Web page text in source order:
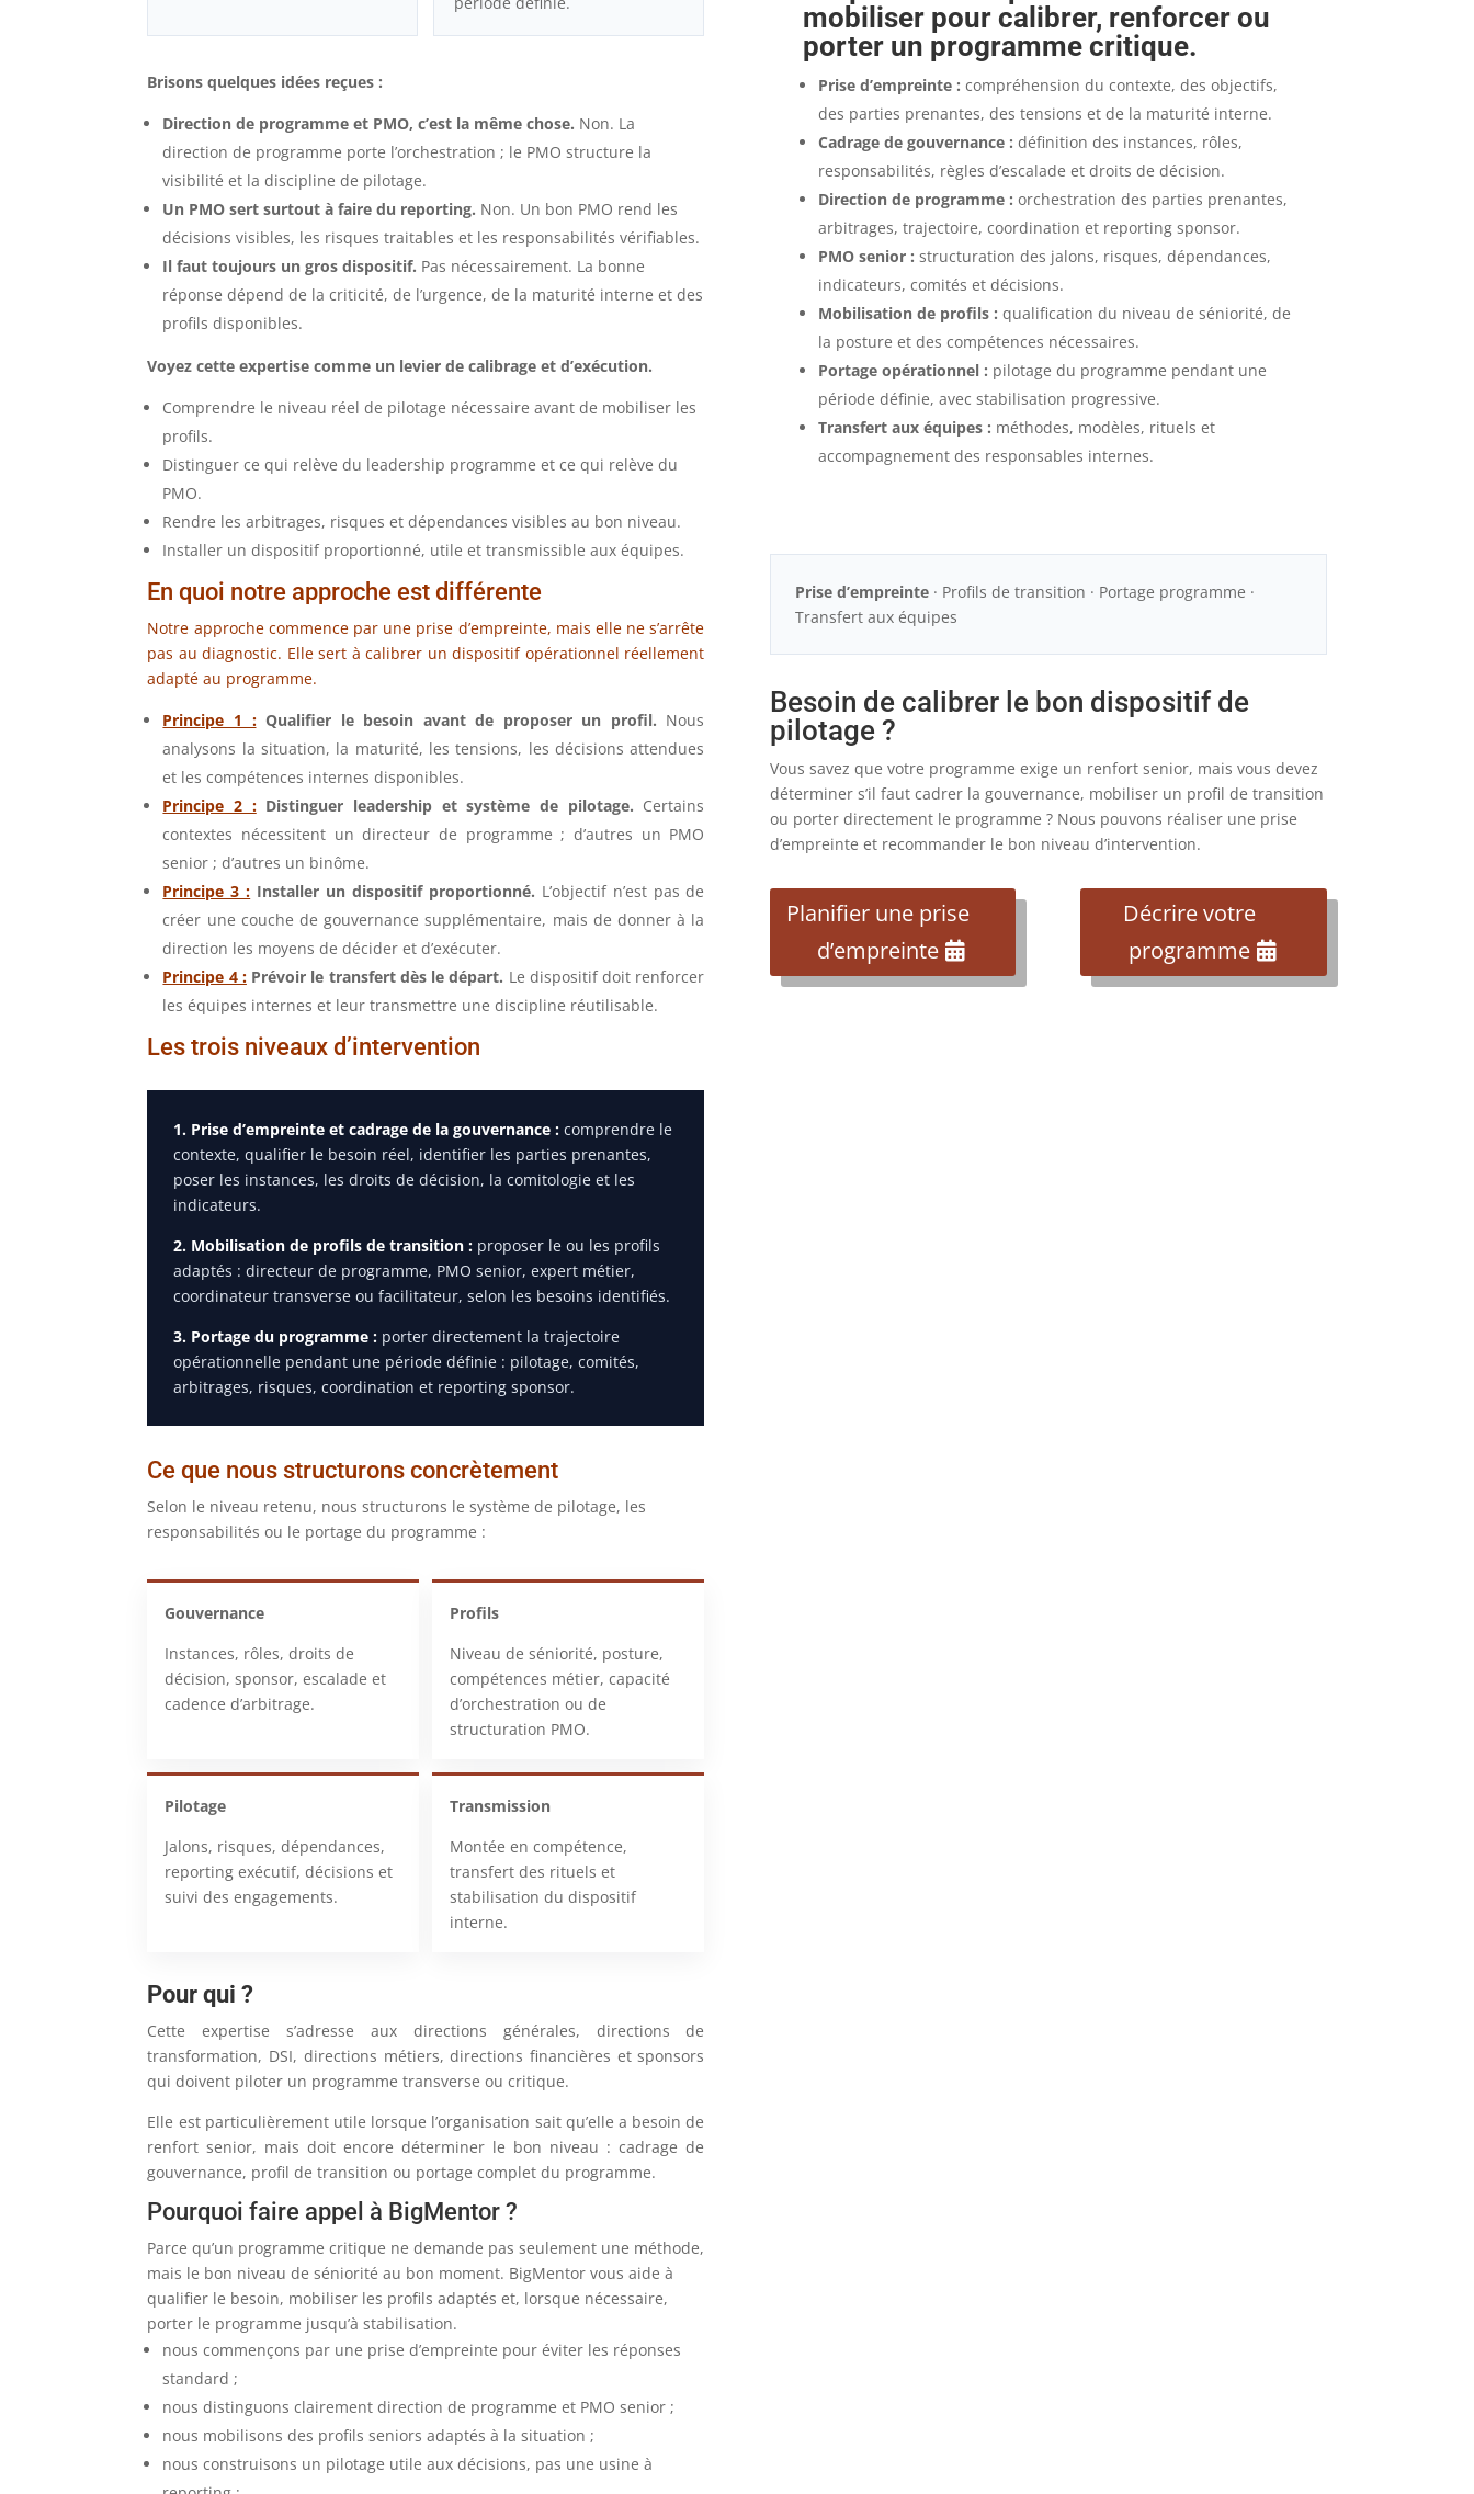
Brisons quelques idées reçues :
Direction de programme et PMO, c’est la même chose. Non. La
direction de programme porte l’orchestration ; le PMO structure la
visibilité et la discipline de pilotage.
Un PMO sert surtout à faire du reporting. Non. Un bon PMO rend les
décisions visibles, les risques traitables et les responsabilités vérifiables.
Il faut toujours un gros dispositif. Pas nécessairement. La bonne
réponse dépend de la criticité, de l’urgence, de la maturité interne et des
profils disponibles.
Voyez cette expertise comme un levier de calibrage et d’exécution.
Comprendre le niveau réel de pilotage nécessaire avant de mobiliser les
profils.
Distinguer ce qui relève du leadership programme et ce qui relève du
PMO.
Rendre les arbitrages, risques et dépendances visibles au bon niveau.
Installer un dispositif proportionné, utile et transmissible aux équipes.
En quoi notre approche est différente
Notre approche commence par une prise d’empreinte, mais elle ne s’arrête
pas au diagnostic. Elle sert à calibrer un dispositif opérationnel réellement
adapté au programme.
Principe 1 : Qualifier le besoin avant de proposer un profil. Nous
analysons la situation, la maturité, les tensions, les décisions attendues
et les compétences internes disponibles.
Principe 2 : Distinguer leadership et système de pilotage. Certains
contextes nécessitent un directeur de programme ; d’autres un PMO
senior ; d’autres un binôme.
Principe 3 : Installer un dispositif proportionné. L’objectif n’est pas de
créer une couche de gouvernance supplémentaire, mais de donner à la
direction les moyens de décider et d’exécuter.
Principe 4 : Prévoir le transfert dès le départ. Le dispositif doit renforcer
les équipes internes et leur transmettre une discipline réutilisable.
Les trois niveaux d’intervention
1. Prise d’empreinte et cadrage de la gouvernance : comprendre le
contexte, qualifier le besoin réel, identifier les parties prenantes,
poser les instances, les droits de décision, la comitologie et les
indicateurs.
2. Mobilisation de profils de transition : proposer le ou les profils
adaptés : directeur de programme, PMO senior, expert métier,
coordinateur transverse ou facilitateur, selon les besoins identifiés.
3. Portage du programme : porter directement la trajectoire
opérationnelle pendant une période définie : pilotage, comités,
arbitrages, risques, coordination et reporting sponsor.
Ce que nous structurons concrètement
Selon le niveau retenu, nous structurons le système de pilotage, les
responsabilités ou le portage du programme :
Gouvernance
Instances, rôles, droits de
décision, sponsor, escalade et
cadence d’arbitrage.
Profils
Niveau de séniorité, posture,
compétences métier, capacité
d’orchestration ou de
structuration PMO.
Pilotage
Jalons, risques, dépendances,
reporting exécutif, décisions et
suivi des engagements.
Transmission
Montée en compétence,
transfert des rituels et
stabilisation du dispositif
interne.
Pour qui ?
Cette expertise s’adresse aux directions générales, directions de
transformation, DSI, directions métiers, directions financières et sponsors
qui doivent piloter un programme transverse ou critique.
Elle est particulièrement utile lorsque l’organisation sait qu’elle a besoin de
renfort senior, mais doit encore déterminer le bon niveau : cadrage de
gouvernance, profil de transition ou portage complet du programme.
Pourquoi faire appel à BigMentor ?
Parce qu’un programme critique ne demande pas seulement une méthode,
mais le bon niveau de séniorité au bon moment. BigMentor vous aide à
qualifier le besoin, mobiliser les profils adaptés et, lorsque nécessaire,
porter le programme jusqu’à stabilisation.
nous commençons par une prise d’empreinte pour éviter les réponses
standard ;
nous distinguons clairement direction de programme et PMO senior ;
nous mobilisons des profils seniors adaptés à la situation ;
nous construisons un pilotage utile aux décisions, pas une usine à
mobiliser pour calibrer, renforcer ou
porter un programme critique.
Prise d’empreinte : compréhension du contexte, des objectifs,
des parties prenantes, des tensions et de la maturité interne.
Cadrage de gouvernance : définition des instances, rôles,
responsabilités, règles d’escalade et droits de décision.
Direction de programme : orchestration des parties prenantes,
arbitrages, trajectoire, coordination et reporting sponsor.
PMO senior : structuration des jalons, risques, dépendances,
indicateurs, comités et décisions.
Mobilisation de profils : qualification du niveau de séniorité, de
la posture et des compétences nécessaires.
Portage opérationnel : pilotage du programme pendant une
période définie, avec stabilisation progressive.
Transfert aux équipes : méthodes, modèles, rituels et
accompagnement des responsables internes.
Prise d’empreinte· Profils de transition · Portage programme ·
Transfert aux équipes
Besoin de calibrer le bon dispositif de
pilotage ?
Vous savez que votre programme exige un renfort senior, mais vous devez
déterminer s’il faut cadrer la gouvernance, mobiliser un profil de transition
ou porter directement le programme ? Nous pouvons réaliser une prise
d’empreinte et recommander le bon niveau d’intervention.
Planifier une prise
d’empreinte
Décrire votre
programme